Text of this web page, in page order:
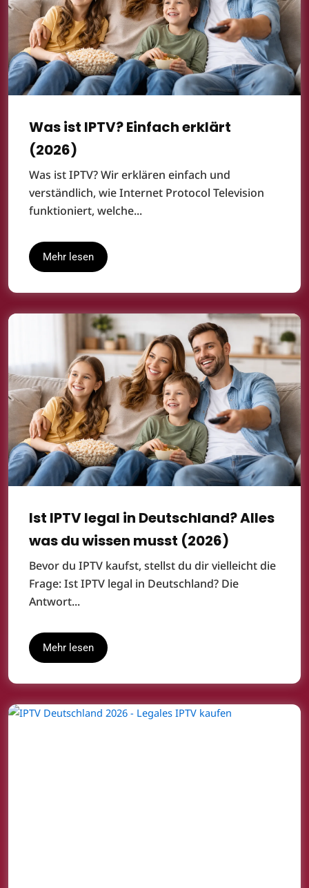
Was ist IPTV? Einfach erklärt
(2026)
Was ist IPTV? Wir erklären einfach und
verständlich, wie Internet Protocol Television
funktioniert, welche...
Mehr lesen
Ist IPTV legal in Deutschland? Alles
was du wissen musst (2026)
Bevor du IPTV kaufst, stellst du dir vielleicht die
Frage: Ist IPTV legal in Deutschland? Die
Antwort...
Mehr lesen